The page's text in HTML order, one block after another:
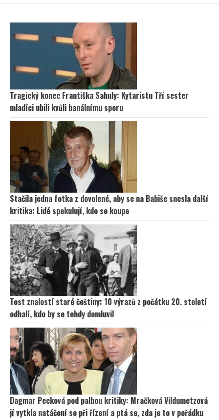
Tragický konec Františka Sahuly: Kytaristu Tří sester
mladíci ubili kvůli banálnímu sporu
Stačila jedna fotka z dovolené, aby se na Babiše snesla další
kritika: Lidé spekulují, kde se koupe
Test znalostí staré češtiny: 10 výrazů z počátku 20. století
odhalí, kdo by se tehdy domluvil
Dagmar Pecková pod palbou kritiky: Mračková Vildumetzová
jí vytkla natáčení se při řízení a ptá se, zda je to v pořádku